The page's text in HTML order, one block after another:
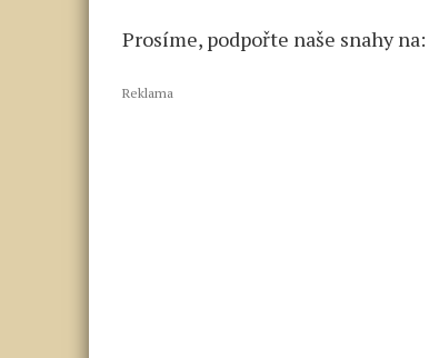
Prosíme, podpořte naše snahy na:
Reklama